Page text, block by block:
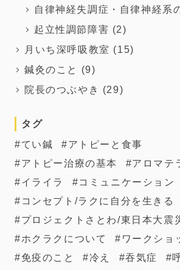
自律神経失調症・自律神経系
起立性調節障害 (2)
月いち深呼吸教室 (15)
鍼灸のこと
(9)
院長のつぶやき
(29)
タグ
てい鍼
アトピーと食事
アトピー治療の基本
アロマテ
イライラ
コミュニケーション
コンセプト/ラクに自分を生きる
プロジェクトさとわ/東日本大震
ホクラクについて
ワークショ
免疫のこと
冷え 吞気症